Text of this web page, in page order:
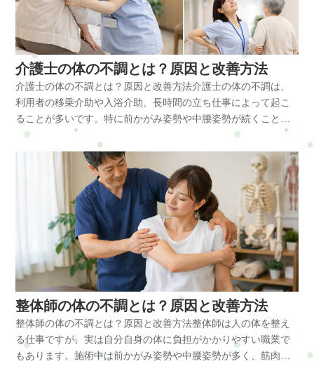
th,.ui-datepicker-calendar td{min-width:unset !important;}select.ui-
datepicker-year,select.ui-datepicker-month{height:2em
!important;gap:5px;}span.del + span.del{display:none !important;}お
問合せ・ご予約フォーム内容の確認以下の内容で送信します。
よろしいですか？氏名必須メールアドレス必須お問い合わせ内
容必須お問い合わせ内容によっては回答できない場合もござい
ますのであらかじめご了承ください。プライバシーポリシーに
ご同意の上、お問い合わせ内容の確認に進んでください。
ことで、育児による背中への負担を減らすことができます。初
めての方はまずこちらへRefresh Jamーロードマップ◆ 安心でき
る施術を、1度体験してみるお申し込み方法はこちら・ホットペ
ッパービューティー…予約可・LINE公式…予約・トークでやり
取り・お得情報・楽天ビューティー…予約可・minimo…予約
可・誰でも使えるWEB予約…予約可※掲載サイトによって料金
やコースが違います。無理なく、安心して選んでくださいね。
#ui-datepicker-div{z-index:10000 !important;}.ui-datepicker-calendar
th,.ui-datepicker-calendar td{min-width:unset !important;}select.ui-
datepicker-year,select.ui-datepicker-month{height:2em
!important;gap:5px;}span.del + span.del{display:none !important;}お
問合せ・ご予約フォーム内容の確認以下の内容で送信します。
よろしいですか？氏名必須メールアドレス必須お問い合わせ内
容必須お問い合わせ内容によっては回答できない場合もござい
ますのであらかじめご了承ください。プライバシーポリシーに
ご同意の上、お問い合わせ内容の確認に進んでください。
ートしています。よくある質問Q: 育児中に肩甲骨周りが痛くな
るのはなぜですか？A：抱っこや授乳などで前かがみ姿勢が続く
と肩甲骨が外側に広がり、背中の筋肉が緊張するため痛みが起
こりやすくなります。Q: 肩甲骨の痛みは肩こりと関係あります
か？A：はい。肩甲骨周りの筋肉と肩の筋肉はつながっているた
め、肩甲骨の動きが悪くなると肩こりや首こりにつながること
があります。Q: 肩甲骨の痛みを自分で改善する方法はあります
か？A：肩甲骨を軽く寄せる運動や胸を開くストレッチを行うこ
とで、肩甲骨周りの筋肉の緊張を和らげることができます。ま
とめ育児・子育てによる肩甲骨周りの痛みは、抱っこや授乳に
よる前かがみ姿勢や猫背姿勢が続くことで起こりやすくなりま
す。僧帽筋や菱形筋、小胸筋などの筋肉が緊張し、肩甲骨の動
きが悪くなることが原因になることもあります。肩甲骨周りの
痛みを改善するためには、姿勢の見直しと肩甲骨の動きを整え
ることが重要です。日常生活での体の使い方を整えることで、
育児による体への負担を減らすことができます。初めての方は
まずこちらへRefresh Jamーロードマップ◆ 安心できる施術を、1
度体験してみるお申し込み方法はこちら・ホットペッパービュ
ーティー…予約可・LINE公式…予約・トークでやり取り・お得
情報・楽天ビューティー…予約可・minimo…予約可・誰でも使
えるWEB予約…予約可※掲載サイトによって料金やコースが違
います。無理なく、安心して選んでくださいね。#ui-datepicker-
div{z-index:10000 !important;}.ui-datepicker-calendar th,.ui-
す。血流が改善し筋肉の緊張を軽減できます。Q:整体は医療事
務の肩こりに効果がありますか？A：整体では姿勢調整や筋肉調
整を行うため、慢性的な肩こりや腰痛の改善に役立つことがあ
ります。まとめ医療事務は長時間の座り作業やパソコン業務が
多く、肩こりや腰痛などの体の不調が起こりやすい職業です。
姿勢の崩れや筋肉の緊張が原因になるため、ストレッチや姿勢
改善が重要になります。慢性的な不調を感じる場合は整体で体
のバランスを整えることも有効です。横浜市戸塚区で肩こりや
デスクワーク疲れにお悩みの方は、整体サロンRefresh Jamへお
気軽にご相談ください。初めての方はまずこちらへRefresh Jam
ーロードマップ◆ 安心できる施術を、1度体験してみるお申し込
み方法はこちら・ホットペッパービューティー…予約可・LINE
公式…予約・トークでやり取り・お得情報・楽天ビューティ
ー…予約可・minimo…予約可・誰でも使えるWEB予約…予約可
※掲載サイトによって料金やコースが違います。無理なく、安
心して選んでくださいね。#ui-datepicker-div{z-index:10000
!important;}.ui-datepicker-calendar th,.ui-datepicker-calendar td{min-
width:unset !important;}select.ui-datepicker-year,select.ui-datepicker-
month{height:2em !important;gap:5px;}span.del +
span.del{display:none !important;}お問合せ・ご予約フォーム内容
の確認以下の内容で送信します。よろしいですか？氏名必須メ
ールアドレス必須お問い合わせ内容必須お問い合わせ内容によ
の低下特に首や肩の緊張は自律神経にも影響し、疲れが抜けに
くい体になることもあります。改善方法日常生活では次のよう
な対策が大切です。・長時間同じ姿勢を続けない・肩甲骨を動
かすストレッチ・胸を開く姿勢を意識する・軽い運動を取り入
れる・深呼吸で自律神経を整えるこれらを習慣にすることで筋
肉の緊張を減らすことができます。整体で出来ること整体では
筋肉の緊張を緩め、姿勢バランスを整える施術を行います。・
僧帽筋の緊張緩和・肩甲骨の可動域改善・骨盤バランス調整・
姿勢改善筋肉と骨格のバランスを整えることで、体にかかる負
担を軽減することができます。横浜市戸塚区で肩こりやデスク
ワーク疲れにお悩みの方は、整体サロンRefresh Jamへお気軽に
ご相談ください。よくある質問Q:ケアマネジャーはなぜ肩こり
になりやすいのですか？A：長時間のパソコン作業や前かがみ姿
勢が続くことで、僧帽筋や肩甲挙筋が緊張し血流が低下するた
めです。Q:デスクワーク中に出来る対策はありますか？A：1時
間に1回は立ち上がり、肩を回す・肩甲骨を動かすなどの簡単な
ストレッチを行うことが効果的です。Q:整体はどんな人におす
すめですか？A：慢性的な肩こりや腰痛、姿勢の崩れが気になる
方におすすめです。体のバランスを整えることで症状の改善が
期待できます。まとめケアマネジャーはデスクワークと訪問業
務が多く、首・肩・腰の筋肉に負担がかかりやすい職業です。
姿勢の崩れや筋肉の緊張が続くと、肩こりや腰痛、頭痛などの
担が蓄積しやすい特徴があります。長時間の座り作業や精神的
な緊張により、首・肩・腰の筋肉が硬くなりやすい職業です。
ソーシャルワーカーに多い体の不調・肩こり・首こり・腰痛・
背中の張り・頭痛・眼精疲労・自律神経の乱れ・不眠これらの
症状は筋肉の緊張や姿勢の崩れが原因となることが多いです。
なぜ体の不調が起きやすいのか主な原因は次の通りです。・長
時間のパソコン作業・前かがみ姿勢・訪問業務による移動負
担・精神的ストレス・運動不足パソコン作業が多いと肩が前に
出る姿勢になりやすく、小胸筋が縮みやすくなります。その結
果、肩甲骨の動きが悪くなり僧帽筋や肩甲挙筋に負担がかかり
ます。この状態が続くと首や肩の筋肉が常に緊張し、肩こりや
頭痛が起こりやすくなります。体に起こる変化姿勢が崩れると
次のような変化が起こります。・肩甲骨の可動域低下・首の動
きの低下・背中の筋肉の緊張・腰椎への負担増加・血流低下筋
肉の血流が低下すると疲労物質が蓄積し、慢性的な肩こりや腰
痛につながります。放置するとどうなる体の不調を放置すると
次のような問題が起こることがあります。・慢性的な肩こり・
頭痛の頻発・腰痛の悪化・集中力低下・睡眠の質の低下首や肩
の緊張は自律神経にも影響し、疲れやすい体になることがあり
ます。改善方法日常生活では次の対策が効果的です。・長時間
同じ姿勢を続けない・肩甲骨を動かすストレッチ・胸を開く姿
勢を意識する・軽い運動を取り入れる・深呼吸で自律神経を整
介護士の体の不調とは？原因と改善方法
介護士の体の不調とは？原因と改善方法介護士の体の不調は、
利用者の移乗介助や入浴介助、長時間の立ち仕事によって起こ
ることが多いです。特に前かがみ姿勢や中腰姿勢が続くことで
首・肩・腰の筋肉に大きな負担がかかります。筋肉の緊張や姿
勢の崩れが続くと、肩こりや腰痛などの慢性的な不調につなが
ります。介護士の体の不調とは介護士は利用者の身体介助や生
活支援を行う仕事で、身体を使う場面が非常に多い職業です。
ベッドから車椅子への移乗や入浴介助などでは腰に強い負担が
かかります。特に中腰姿勢や前かがみ姿勢が多いため、腰や背
中の筋肉が緊張しやすい職業です。介護士に多い体の不調・腰
痛・肩こり・首こり・背中の張り・腕の疲労・膝の痛み・頭
痛・自律神経の乱れ身体介助の負担が続くことで、全身に疲労
が蓄積しやすくなります。なぜ体の不調が起きやすいのか主な
原因は次のようなものです。・利用者の移乗介助・中腰姿勢の
継続・前かがみ姿勢・長時間の立ち仕事・筋肉の疲労蓄積前か
がみ姿勢が続くと胸の前にある小胸筋が縮み、肩が前に出る巻
き肩の姿勢になりやすくなります。その結果、僧帽筋や肩甲挙
筋に負担がかかります。この状態が続くと首や肩の筋肉が緊張
整体師の体の不調とは？原因と改善方法
整体師の体の不調とは？原因と改善方法整体師は人の体を整え
る仕事ですが、実は自分自身の体に負担がかかりやすい職業で
もあります。施術中は前かがみ姿勢や中腰姿勢が多く、筋肉や